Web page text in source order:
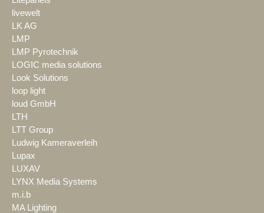
livewelt
LK AG
LMP
LMP Pyrotechnik
LOGIC media solutions
Look Solutions
loop light
loud GmbH
LTH
LTT Group
Ludwig Kameraverleih
Lupax
LUXAV
LYNX Media Systems
m.i.b
MA Lighting